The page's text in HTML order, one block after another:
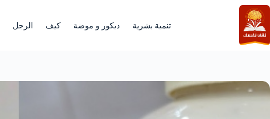
التجاوز
إلى
المحتوى
تنمية بشرية ديكور و موضة كيف الرجل